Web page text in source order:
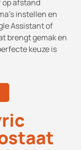
afstand
instellen en
Assistant of
brengt gemak en
keuze is